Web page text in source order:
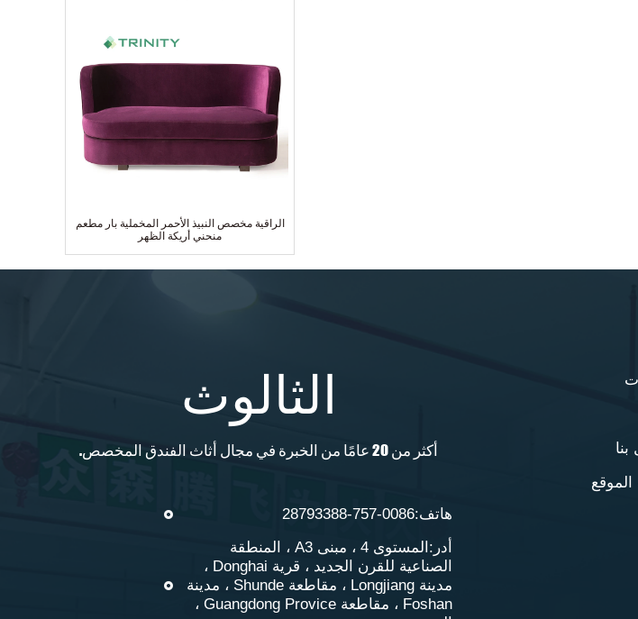
الراقية مخصص النبيذ الأحمر المخملية بار مطعم
منحني أريكة الظهر
الثالوث
أكثر من 20 عامًا من الخبرة في مجال أثاث الفندق المخصص.
هاتف:0086-757-28793388
أدر:المستوى 4 ، مبنى A3 ، المنطقة
الصناعية للقرن الجديد ، قرية Donghai ،
مدينة Longjiang ، مقاطعة Shunde ، مدينة
Foshan ، مقاطعة Guangdong Provice ،
بنا